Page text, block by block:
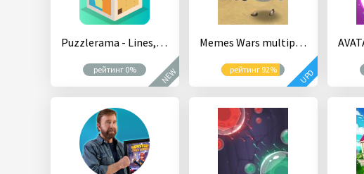
Puzzlerama - Lines, Dots, Blocks, Pipes & more!
рейтинг 0% NEW
Memes Wars multiplayer sandbox
рейтинг 92% UPD